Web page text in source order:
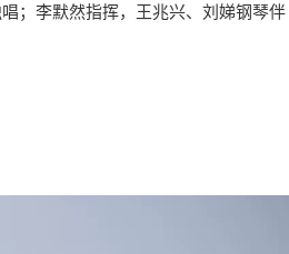
；李默然指挥，王兆兴、刘娣钢琴伴